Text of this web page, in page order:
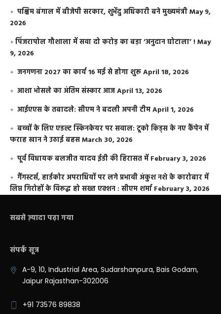
पश्चिम बंगाल में बीजेपी सरकार, शुभेंदु अधिकारी बने मुख्यमंत्रीMay 9,
2026
​पिंजरापोल गौशाला में सवा दो करोड़ का बड़ा ‘अनुदान घोटाला’ !May
9, 2026
जनगणना 2027 का कार्य 16 मई से होगा शुरूApril 18, 2026
आशा भोसले का अंतिम संस्कार आजApril 13, 2026
आईएएस के तबादले: सीएम ने बदली अपनी टीमApril 1, 2026
बच्चों के लिए एडल्ट स्किनकेयर पर सवाल: टूको किड्स के नए कैंपेन में
फराह खान ने उठाई बहसMarch 30, 2026
पूर्व विधायक बलजीत यादव ईडी की हिरासत में February 3, 2026
गैंगस्टर्स, हार्डकोर अपराधियों पर लगे प्रभावी अंकुश नशे के कारोबार में
लिप्त गिरोहों के विरूद्ध हो सख्त एक्शन : सीएम शर्मा February 3, 2026
सबसे ज़्यादा पढ़ा गया
संपर्क सूत्र
A-9, 10, Industrial Area, Sudarshanpura, Bais Godam,
Jaipur Rajasthan-302006
+91 73576 89838